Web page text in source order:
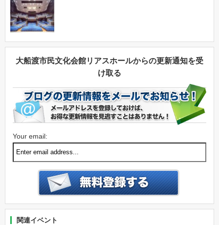
大船渡市民文化会館リアスホールからの更新通知を受
け取る
Your email:
関連イベント